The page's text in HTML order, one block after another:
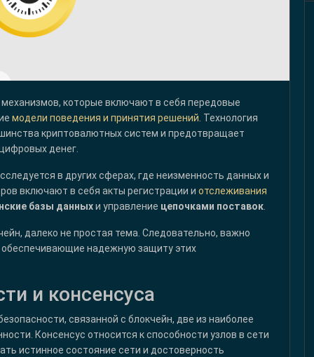
которые включают в себя передовые
модели поведения и принятия решений . Технология
криптовалютных систем и предотвращает
денег.
в других сферах, где неизменность данных и
включают в себя акты регистрации и отслеживания
базы данныхи управление цепочками поставок
далеко не простая тема. Следовательно, важно
надежную защиту этих
и консенсуса
связанной с блокчейн, две из наиболее
Консенсус относится к способности узлов в сети
истинное состояние сети и достоверность